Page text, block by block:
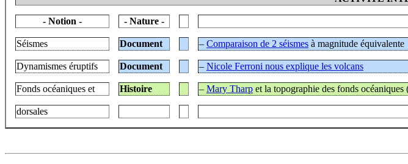
- Notion - - Nature -
Séismes Document – Comparaison de 2 séismes à magnitude équivalente
Dynamismes éruptifs Document – Nicole Ferroni nous explique les volcans
Fonds océaniques et Histoire – Mary Tharp et la topographie des fonds océaniques
dorsales